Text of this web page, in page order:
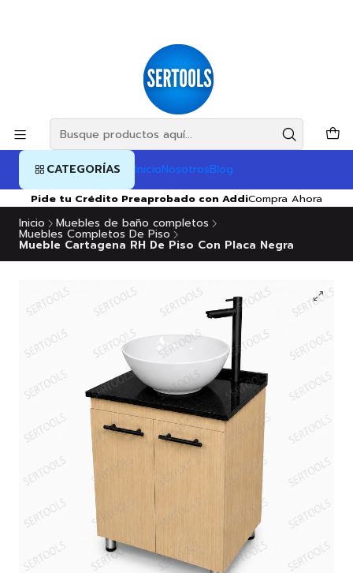
CATEGORÍAS InicioNosotrosBlog
Pide tu Crédito Preaprobado con AddiCompra Ahora
Inicio Muebles de baño completos
Muebles Completos De Piso
Mueble Cartagena RH De Piso Con Placa Negra